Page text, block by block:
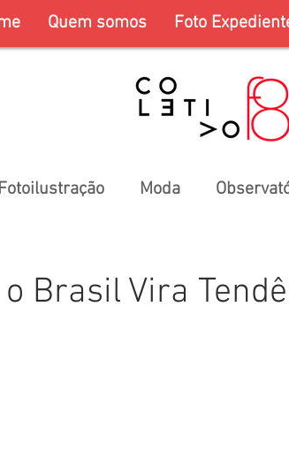
Quem somos Foto
Fotoilustração Moda
Brasil Vira